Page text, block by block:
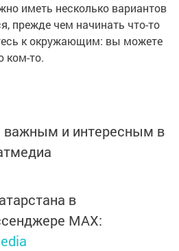
иметь несколько вариантов
прежде чем начинать что-то
к окружающим: вы можете
ком-то.
и интересным в
в
MАХ: